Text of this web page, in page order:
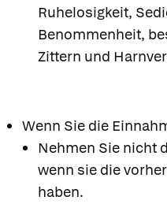
Ruhelosigkeit,
Benommenheit,
Zittern und
Wenn Sie die
Nehmen Sie nicht
wenn sie die
haben.